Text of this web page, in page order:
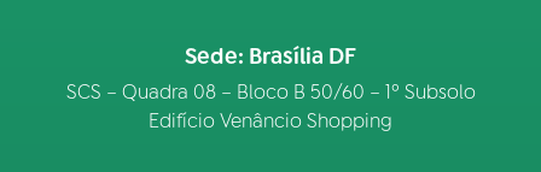
Sede: Brasília DF
SCS – Quadra 08 – Bloco B 50/60 – 1º Subsolo
Edifício Venâncio Shopping